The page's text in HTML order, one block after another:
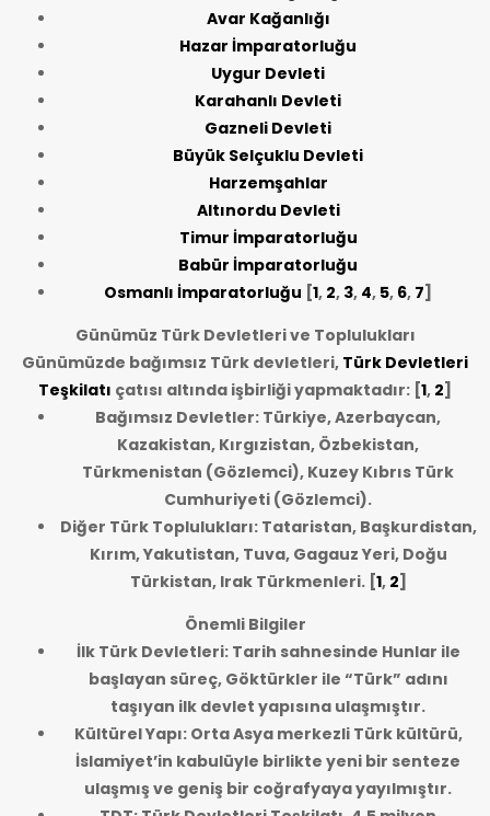
Avar Kağanlığı
Hazar İmparatorluğu
Uygur Devleti
Karahanlı Devleti
Gazneli Devleti
Büyük Selçuklu Devleti
Harzemşahlar
Altınordu Devleti
Timur İmparatorluğu
Babür İmparatorluğu
Osmanlı İmparatorluğu [1, 2, 3, 4, 5, 6, 7]
Günümüz Türk Devletleri ve Toplulukları
Günümüzde bağımsız Türk devletleri, Türk Devletleri
Teşkilatı çatısı altında işbirliği yapmaktadır: [1, 2]
Bağımsız Devletler: Türkiye, Azerbaycan,
Kazakistan, Kırgızistan, Özbekistan,
Türkmenistan (Gözlemci), Kuzey Kıbrıs Türk
Cumhuriyeti (Gözlemci).
Diğer Türk Toplulukları: Tataristan, Başkurdistan,
Kırım, Yakutistan, Tuva, Gagauz Yeri, Doğu
Türkistan, Irak Türkmenleri.[1, 2]
Önemli Bilgiler
İlk Türk Devletleri: Tarih sahnesinde Hunlar ile
başlayan süreç, Göktürkler ile “Türk” adını
taşıyan ilk devlet yapısına ulaşmıştır.
Kültürel Yapı: Orta Asya merkezli Türk kültürü,
İslamiyet’in kabulüyle birlikte yeni bir senteze
ulaşmış ve geniş bir coğrafyaya yayılmıştır.